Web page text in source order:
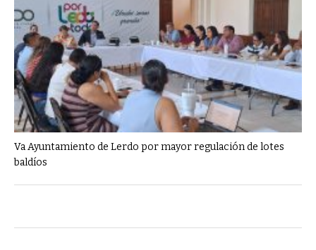
Va Ayuntamiento de Lerdo por mayor regulación de lotes
baldíos